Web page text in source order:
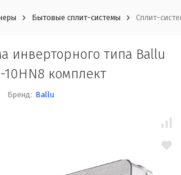
Бытовые сплит-системы Сплит-
инверторного типа Ballu
10HN8 комплект
Бренд: Ballu